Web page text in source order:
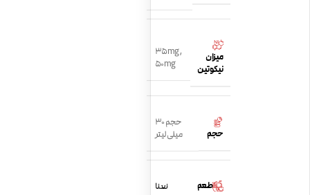
میزان
نیکوتین
35mg,
50mg
حجم
حجم 30
میلی لیتر
طعم نعنا